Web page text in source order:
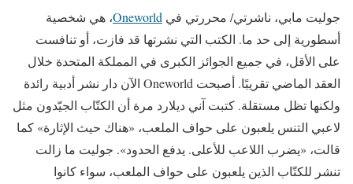
جوليت مابي، ناشرتي/ محررتي في Oneworld، هي شخصية
أسطورية إلى حد ما. الكتب التي نشرتها قد فازت، أو تنافست
على الأقل، في جميع الجوائز الكبرى في المملكة المتحدة خلال
العقد الماضي تقريبًا. أصبحت Oneworld الآن دار نشر أدبية رائدة
ولكنها تظل مستقلة. كتبت آني ديلارد مرة أن الكتّاب الجيّدون مثل
لاعبي التنس يلعبون على حواف الملعب، «هناك حيث الإثارة» كما
قالت، «يضرب اللاعب للأعلى. يدفع الحدود». جوليت ما زالت
تنشر للكتّاب الذين يلعبون على حواف الملعب، سواء كانوا